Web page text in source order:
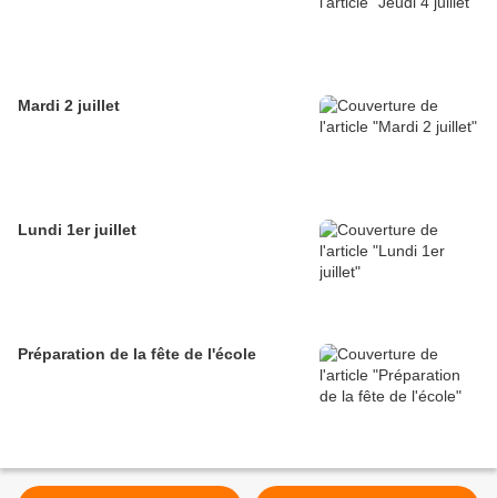
Mardi 2 juillet
Lundi 1er juillet
Préparation de la fête de l'école